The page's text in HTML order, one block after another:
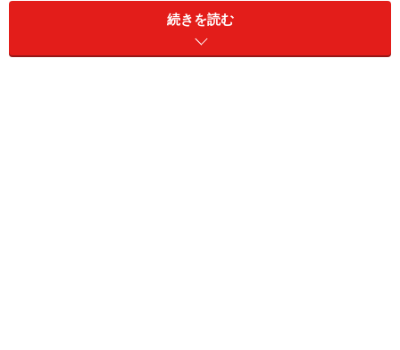
コツ続けることになります。実際、ある程度の形になる
まで、結構な時間が必要になるものです。この単調さが
ネックになり、挫折する人もいます。そう考えると、50
続きを読む